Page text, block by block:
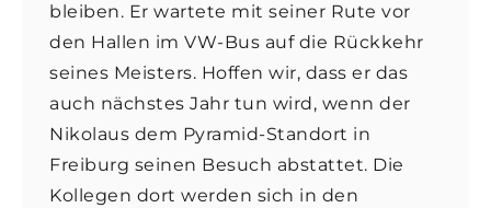
bleiben. Er wartete mit seiner Rute vor
den Hallen im VW-Bus auf die Rückkehr
seines Meisters. Hoffen wir, dass er das
auch nächstes Jahr tun wird, wenn der
Nikolaus dem Pyramid-Standort in
Freiburg seinen Besuch abstattet. Die
Kollegen dort werden sich in den